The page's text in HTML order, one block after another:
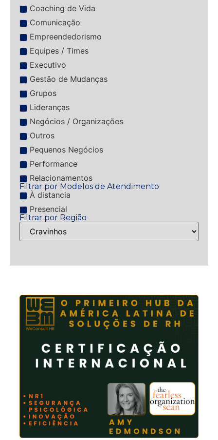
Coaching de Vida
Comunicação
Empreendedorismo
Equipes / Times
Executivo
Gestão de Mudanças
Grupos
Lideranças
Negócios / Organizações
Outros
Pequenos Negócios
Performance
Relacionamentos
Filtrar por Modelos de Atendimento
À distancia
Presencial
Filtrar por Região